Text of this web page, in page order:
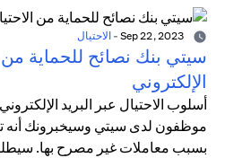
- الاحتيال
سيتي بنك نصائح للحماية من
الإلكتروني
أسلوب الاحتيال عبر البريد
موظفون لدى سيتي وسيخبرونك أنه
بسبب معاملات غير مصرح بها.